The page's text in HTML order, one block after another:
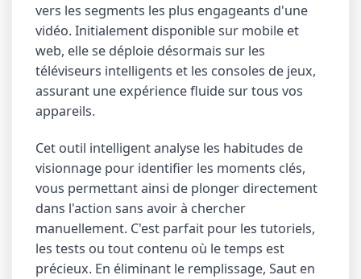
vers les segments les plus engageants d'une
vidéo. Initialement disponible sur mobile et
web, elle se déploie désormais sur les
téléviseurs intelligents et les consoles de jeux,
assurant une expérience fluide sur tous vos
appareils.
Cet outil intelligent analyse les habitudes de
visionnage pour identifier les moments clés,
vous permettant ainsi de plonger directement
dans l'action sans avoir à chercher
manuellement. C'est parfait pour les tutoriels,
les tests ou tout contenu où le temps est
précieux. En éliminant le remplissage, Saut en